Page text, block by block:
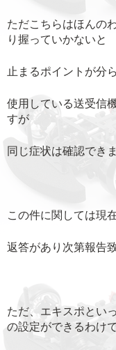
ただこちらはほんの
り握っていかないと
止まるポイントが分
使用している送受信
すが
同じ症状は確認できま
この件に関しては現
返答があり次第報告
ただ、エキスポとい
の設定ができるわけ